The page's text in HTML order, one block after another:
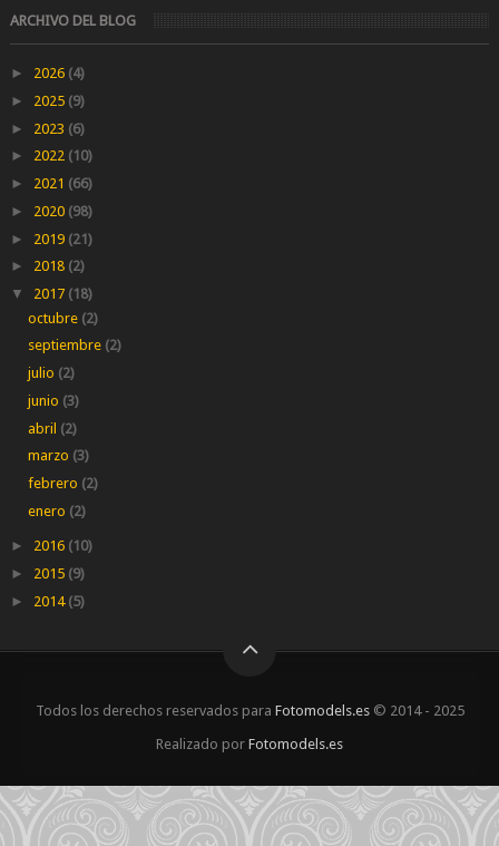
Suegra cerca del metro V...
ARCHIVO DEL BLOG
► 2026 (4)
► 2025 (9)
► 2023 (6)
► 2022 (10)
► 2021 (66)
► 2020 (98)
► 2019 (21)
► 2018 (2)
▼ 2017 (18)
octubre (2)
septiembre (2)
julio (2)
junio (3)
abril (2)
marzo (3)
febrero (2)
enero (2)
► 2016 (10)
► 2015 (9)
► 2014 (5)
Todos los derechos reservados para Fotomodels.es© 2014 - 2025
Realizado por Fotomodels.es